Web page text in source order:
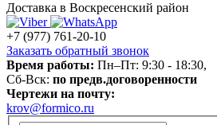
Доставка в Воскресенский район
+7 (977) 761-20-10
Заказать обратный звонок
Время работы: Пн–Пт: 9:30 - 18:30,
Сб-Вск: по предв.договоренности
Чертежи на почту:
krov@formico.ru